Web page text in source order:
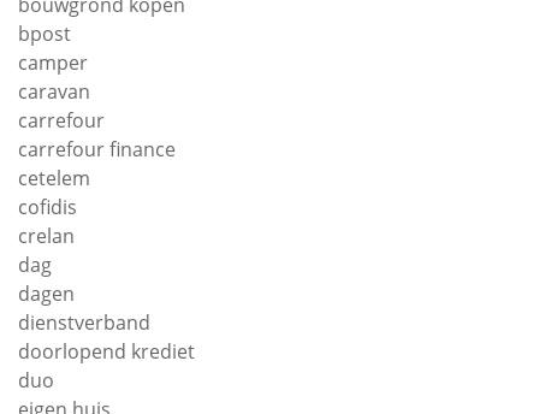
bpost
camper
caravan
carrefour
carrefour finance
cetelem
cofidis
crelan
dag
dagen
dienstverband
doorlopend krediet
duo